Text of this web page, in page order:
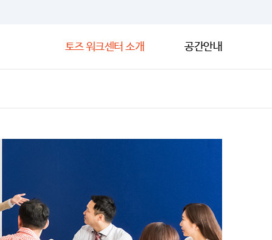
토즈 워크센터 소개 공간안내